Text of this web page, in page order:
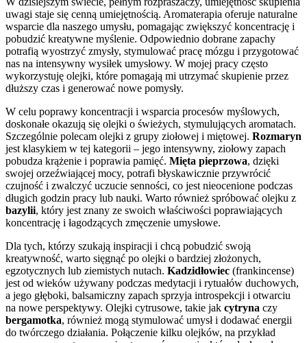
uwagi staje się cenną umiejętnością. Aromaterapia oferuje naturalne
wsparcie dla naszego umysłu, pomagając zwiększyć koncentrację i
pobudzić kreatywne myślenie. Odpowiednio dobrane zapachy
potrafią wyostrzyć zmysły, stymulować pracę mózgu i przygotować
nas na intensywny wysiłek umysłowy. W mojej pracy często
wykorzystuję olejki, które pomagają mi utrzymać skupienie przez
dłuższy czas i generować nowe pomysły.
W celu poprawy koncentracji i wsparcia procesów myślowych,
doskonałe okazują się olejki o świeżych, stymulujących aromatach.
Szczególnie polecam olejki z grupy ziołowej i miętowej. Rozmaryn
jest klasykiem w tej kategorii – jego intensywny, ziołowy zapach
pobudza krążenie i poprawia pamięć. Mięta pieprzowa, dzięki
swojej orzeźwiającej mocy, potrafi błyskawicznie przywrócić
czujność i zwalczyć uczucie senności, co jest nieocenione podczas
długich godzin pracy lub nauki. Warto również spróbować olejku z
bazylii, który jest znany ze swoich właściwości poprawiających
koncentrację i łagodzących zmęczenie umysłowe.
Dla tych, którzy szukają inspiracji i chcą pobudzić swoją
kreatywność, warto sięgnąć po olejki o bardziej złożonych,
egzotycznych lub ziemistych nutach. Kadzidłowiec (frankincense)
jest od wieków używany podczas medytacji i rytuałów duchowych,
a jego głęboki, balsamiczny zapach sprzyja introspekcji i otwarciu
na nowe perspektywy. Olejki cytrusowe, takie jak cytryna czy
bergamotka, również mogą stymulować umysł i dodawać energii
do twórczego działania. Połączenie kilku olejków, na przykład